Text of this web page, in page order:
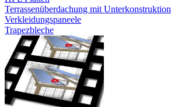
Terrassenüberdachung mit Unterkonstruktion
Verkleidungspaneele
Trapezbleche